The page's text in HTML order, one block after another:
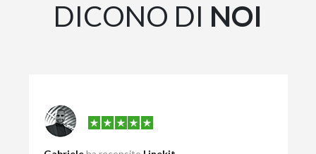
DICONO DI NOI